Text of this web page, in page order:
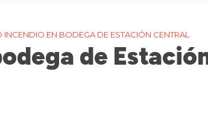
EN BODEGA DE ESTACIÓN CENTRAL
de